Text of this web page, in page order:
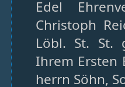
Edel
Christoph
Löbl. St. St.
Ihrem Ersten
herrn Söhn,